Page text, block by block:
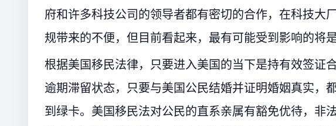
府和许多科技公司的领导者都有密切的合作，在科技大
规带来的不便，但目前看起来，最有可能受到影响的将
根据美国移民法律，只要进入美国的当下是持有效签证
逾期滞留状态，只要与美国公民结婚并证明婚姻真实，
到绿卡。美国移民法对公民的直系亲属有豁免优待，非